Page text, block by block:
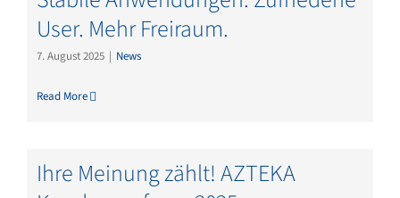
User. Mehr Freiraum.
7. August 2025 | News
Read More
Ihre Meinung zählt! AZTEKA